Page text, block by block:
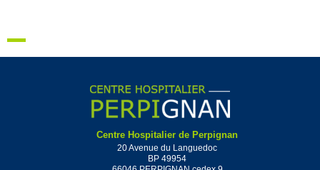
Centre Hospitalier de Perpignan
20 Avenue du Languedoc
BP 49954